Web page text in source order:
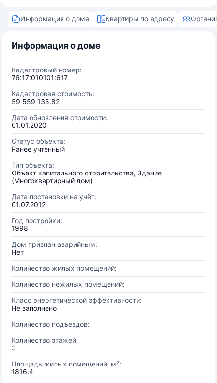
Информация о доме Квартиры по адресу
Информация о доме
Кадастровый номер:
76:17:010101:617
Кадастровая стоимость:
59 559 135,82
Дата обновления стоимости:
01.01.2020
Статус объекта:
Ранее учтенный
Тип объекта:
Объект капитального строительства, Здание
(Многоквартирный дом)
Дата постановки на учёт:
01.07.2012
Год постройки:
1998
Дом признан аварийным:
Нет
Количество жилых помещений:
Количество нежилых помещений:
Класс энергетической эффективности:
Не заполнено
Количество подъездов:
Количество этажей:
3
Площадь жилых помещений, м²:
1816.4